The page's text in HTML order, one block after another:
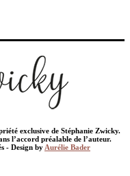
exclusive de Stéphanie Zwicky.
l’accord préalable de l’auteur.
- Design by Aurélie Bader